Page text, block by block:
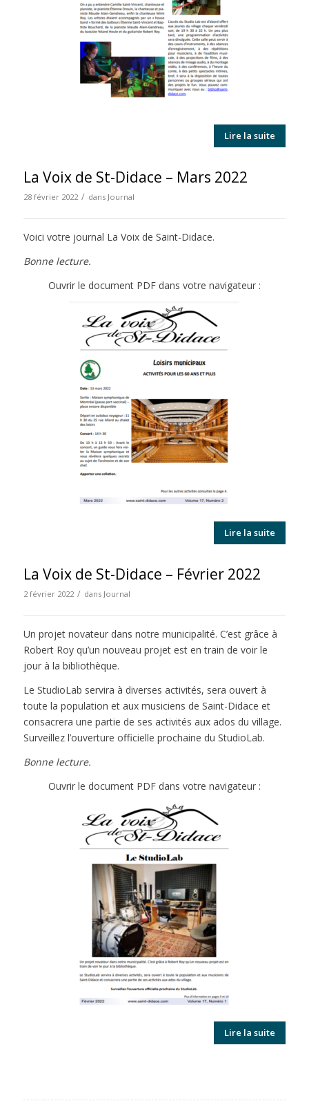
Lire la suite
La Voix de St-Didace – Mars 2022
28 février 2022 / dans Journal
Voici votre journal La Voix de Saint-Didace.
Bonne lecture.
Ouvrir le document PDF dans votre navigateur :
Lire la suite
La Voix de St-Didace – Février 2022
2 février 2022 / dans Journal
Un projet novateur dans notre municipalité. C’est grâce à
Robert Roy qu’un nouveau projet est en train de voir le
jour à la bibliothèque.
Le StudioLab servira à diverses activités, sera ouvert à
toute la population et aux musiciens de Saint-Didace et
consacrera une partie de ses activités aux ados du village.
Surveillez l’ouverture officielle prochaine du StudioLab.
Bonne lecture.
Ouvrir le document PDF dans votre navigateur :
Lire la suite